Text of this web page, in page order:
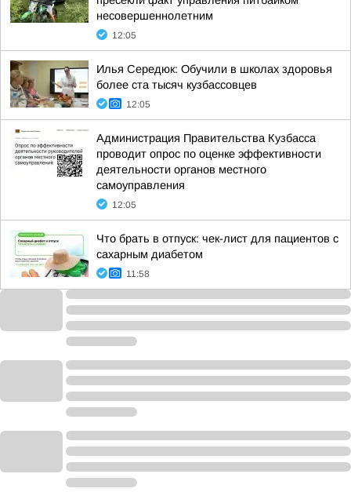
несовершеннолетним
12:05
Илья Середюк: Обучили в школах здоровья
более ста тысяч кузбассовцев
12:05
Администрация Правительства Кузбасса
проводит опрос по оценке эффективности
деятельности органов местного
самоуправления
12:05
Что брать в отпуск: чек-лист для пациентов с
сахарным диабетом
11:58